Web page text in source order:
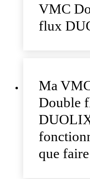
VMC
flux
Ma
Double
que